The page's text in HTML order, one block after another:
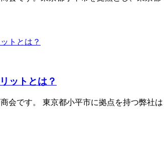
ットとは？
会です。 東京都小平市に拠点を持つ弊